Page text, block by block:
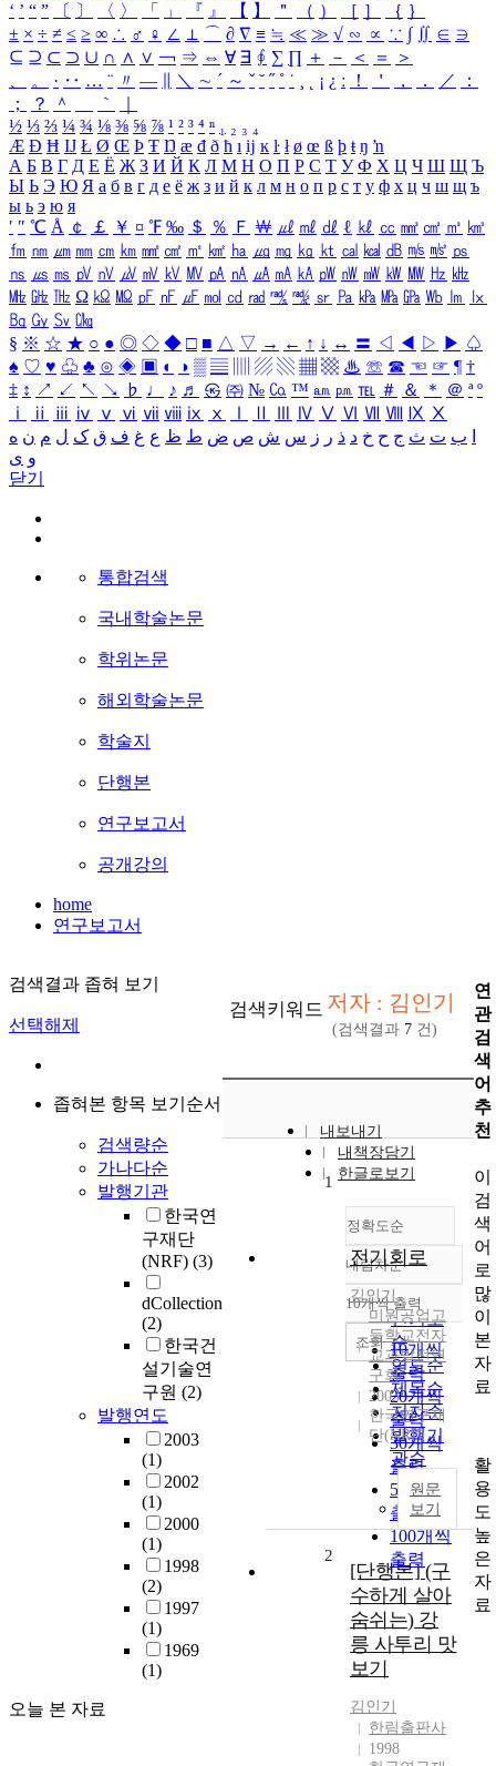
‘ ’ “ ” 〔 〕 〈 〉 「 」 『 』 【 】 ＂ （ ） ［ ］ ｛ ｝
± × ÷ ≠ ≤ ≥ ∞ ∴ ♂ ♀ ∠ ⊥ ⌒ ∂ ∇ ≡ ≒ ≪ ≫ √ ∽ ∝ ∵ ∫ ∬ ∈ ∋
⊆ ⊇ ⊂ ⊃ ∪ ∩ ∧ ∨ ￢ ⇒ ⇔ ∀ ∃ ∮ ∑ ∏ ＋ － ＜ ＝
＞
、
。 · ‥ … ¨ 〃 ― ＼ ∼ ´ ～ ˇ ˘ ˝ ˚ ˙ ¸ ¡ ¿ ː ！ ＇ ， ． ／
：
；
？ ＾ ｀
½ ⅓ ⅔ ¼ ¾ ⅛ ⅜ ⅝ ⅞ ¹ ² ³ ⁴ ⁿ ₁ ₂ ₃ ₄
Æ Ð Ħ Ĳ Ł Ø Œ Þ Ŧ Ŋ æ đ ð ħ ı ĳ ĸ ŀ ł ø œ ß þ ŧ ŋ ŉ
А Б В Г Д Е Ё Ж З И Й К Л М Н О П Р С Т У Ф Х Ц Ч Ш Щ Ъ
Ы Ь Э Ю Я а б в г д е ё ж з и й к л м н о п р с т у ф х ц ч ш щ ъ
ы ь э ю я
′ ″ ℃ Å ￠ ￡ ￥ ¤ ℉ ‰ ＄ ％ Ｆ ￦ ㎕ ㎖ ㎗ ℓ ㎘ ㏄ ㎣ ㎤ ㎥ ㎦
㎙ ㎚ ㎛ ㎜ ㎝ ㎞ ㎟ ㎠ ㎡ ㎢ ㏊ ㎍ ㎎ ㎏ ㏏ ㎈ ㎉ ㏈ ㎧ ㎨ ㎰
㎱ ㎲ ㎳ ㎴ ㎵ ㎶ ㎷ ㎸ ㎹ ㎀ ㎁ ㎂ ㎃ ㎄ ㎺ ㎻ ㎽ ㎾ ㎿ ㎐ ㎑
㎒ ㎓ ㎔ Ω ㏀ ㏁ ㎊ ㎋ ㎌ ㏖ ㏅ ㎭ ㎮ ㎯ ㏛ ㎩ ㎪ ㎫ ㎬ ㏝ ㏐
㏓
㏃ ㏉ ㏜ ㏆
§ ※ ☆ ★ ○ ● ◎ ◇ ◆ □ ■ △ ▽ → ← ↑ ↓ ↔ 〓 ◁ ◀ ▷ ▶ ♤
♠ ♡ ♥ ♧ ♣ ⊙ ◈ ▣ ◐ ◑ ▒ ▤ ▨ ▧ ▦ ▩ ♨ ☏ ☎ ☜ ☞ ¶ †
‡ ↕ ↗ ↙ ↖ ↘ ♭ ♩ ♪ ♬ ㉿ ㈜ № ㏇ ™ ㏂ ㏘ ℡ ＃ ＆ ＊ ＠ ª º
ⅰ
ⅱ ⅲ ⅳ ⅴ ⅵ ⅶ ⅷ ⅸ ⅹ Ⅳ Ⅴ Ⅵ Ⅶ Ⅷ Ⅸ Ⅹ
ب ت ث ج ح خ د ذ ر ز س ش ص ض ط ظ ع غ ف ق ک ل م ن ه
و ی
닫기
통합검색
국내학술논문
학위논문
해외학술논문
학술지
단행본
연구보고서
공개강의
home
연구보고서
검색결과 좁혀 보기
선택해제
좁혀본 항목 보기순서
검색량순
가나다순
발행기관
한국연
구재단
(NRF) (3)
dCollection
(2)
한국건
설기술연
구원 (2)
발행연도
2003
(1)
2002
(1)
2000
(1)
1998
(2)
1997
(1)
1969
(1)
오늘 본 자료
검색키워드 저자 : 김인기
(검색결과 7 건)
내보내기
내책장담기
한글로보기
정확도순
정확도
순
인기도
순
연도순
제목순
저자순
발행기
관순
내림차순
내림차순
10개씩 출력
10개씩
출력
20개씩
출력
30개씩
출력
50개씩
출력
100개씩
출력
조회
1
전기회로
김인기
미원공업고
등학교전자
교과발전연
구회
2003
한국연구재
단(NRF)
원문
보기
2
[단행본] (구
수하게 살아
숨쉬는) 강
릉 사투리 맛
보기
김인기
한림출판사
1998
연
관
검
색
어
추
천
이
검
색
어
로
많
이
본
자
료
활
용
도
높
은
자
료